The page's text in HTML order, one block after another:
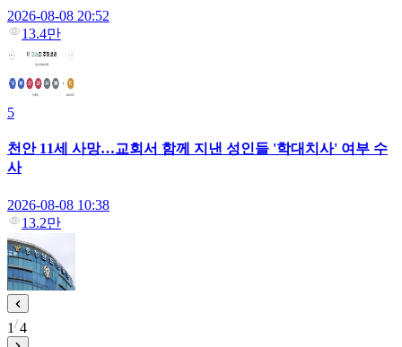
2026-08-08 20:52
13.4만
5
천안 11세 사망…교회서 함께 지낸 성인들 '학대치사' 여부 수
사
2026-08-08 10:38
13.2만
1 4